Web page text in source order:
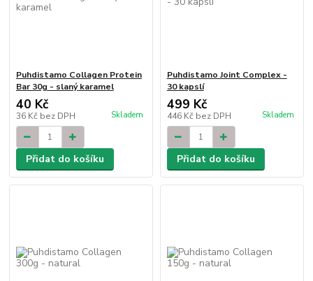
Puhdistamo Collagen Protein
Bar 30g - slaný karamel
40 Kč
36 Kč bez DPH Skladem
Přidat do košíku
Puhdistamo Joint Complex -
30 kapslí
499 Kč
446 Kč bez DPH Skladem
Přidat do košíku